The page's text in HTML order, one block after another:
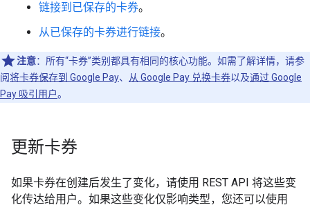
链接到已保存的卡券。
从已保存的卡券进行链接。
注意：所有“卡券”类别都具有相同的核心功能。如需了解详情，请参
阅将卡券保存到 Google Pay、 从 Google Pay 兑换卡券以及通过 Google
Pay 吸引用户。
更新卡券
如果卡券在创建后发生了变化，请使用 REST API 将这些变
化传达给用户。如果这些变化仅影响类型，您还可以使用